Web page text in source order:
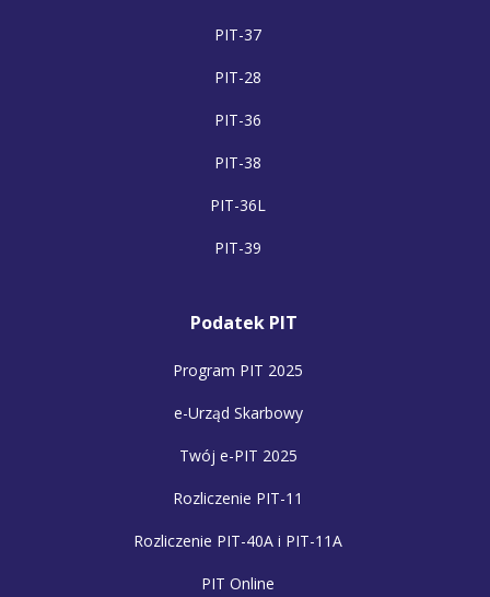
PIT-37
PIT-28
PIT-36
PIT-38
PIT-36L
PIT-39
Podatek PIT
Program PIT 2025
e-Urząd Skarbowy
Twój e-PIT 2025
Rozliczenie PIT-11
Rozliczenie PIT-40A i PIT-11A
PIT Online